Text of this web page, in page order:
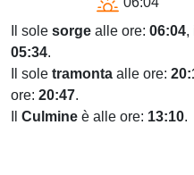
Il sole sorge alle ore: 06:04,
05:34.
Il sole tramonta alle ore:
ore: 20:47.
Culmine è alle ore: 13:10.